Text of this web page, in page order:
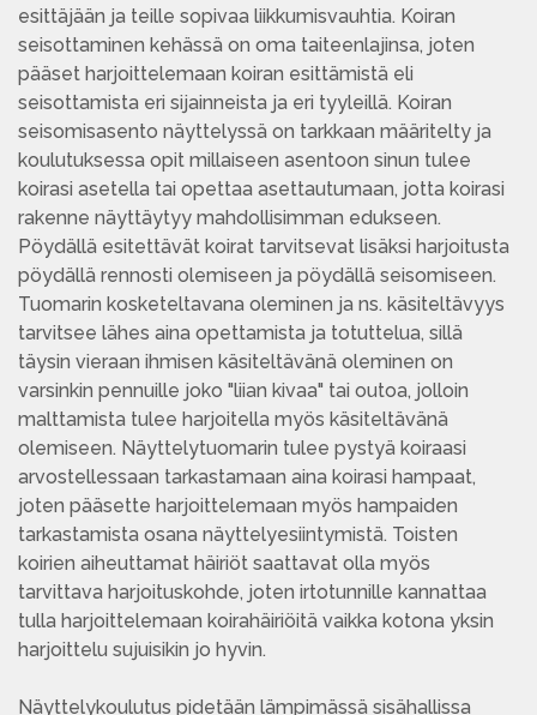
esittäjään ja teille sopivaa liikkumisvauhtia. Koiran
seisottaminen kehässä on oma taiteenlajinsa, joten
pääset harjoittelemaan koiran esittämistä eli
seisottamista eri sijainneista ja eri tyyleillä. Koiran
seisomisasento näyttelyssä on tarkkaan määritelty ja
koulutuksessa opit millaiseen asentoon sinun tulee
koirasi asetella tai opettaa asettautumaan, jotta koirasi
rakenne näyttäytyy mahdollisimman edukseen.
Pöydällä esitettävät koirat tarvitsevat lisäksi harjoitusta
pöydällä rennosti olemiseen ja pöydällä seisomiseen.
Tuomarin kosketeltavana oleminen ja ns. käsiteltävyys
tarvitsee lähes aina opettamista ja totuttelua, sillä
täysin vieraan ihmisen käsiteltävänä oleminen on
varsinkin pennuille joko "liian kivaa" tai outoa, jolloin
malttamista tulee harjoitella myös käsiteltävänä
olemiseen. Näyttelytuomarin tulee pystyä koiraasi
arvostellessaan tarkastamaan aina koirasi hampaat,
joten pääsette harjoittelemaan myös hampaiden
tarkastamista osana näyttelyesiintymistä. Toisten
koirien aiheuttamat häiriöt saattavat olla myös
tarvittava harjoituskohde, joten irtotunnille kannattaa
tulla harjoittelemaan koirahäiriöitä vaikka kotona yksin
harjoittelu sujuisikin jo hyvin.
Näyttelykoulutus pidetään lämpimässä sisähallissa